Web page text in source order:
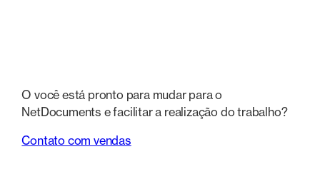
O você está pronto para mudar para o
NetDocuments e facilitar a realização do trabalho?
Contato com vendas